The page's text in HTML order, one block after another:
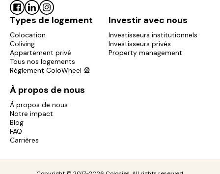
Types de logement
Colocation
Coliving
Appartement privé
Tous nos logements
Règlement ColoWheel 🎡
Investir avec nous
Investisseurs institutionnels
Investisseurs privés
Property management
À propos de nous
À propos de nous
Notre impact
Blog
FAQ
Carrières